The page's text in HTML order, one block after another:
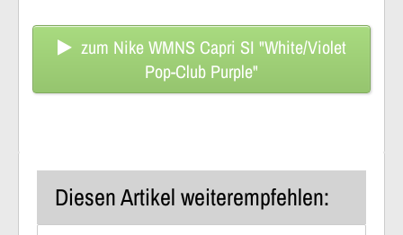
zum Nike WMNS Capri SI "White/Violet
Pop-Club Purple"
Diesen Artikel weiterempfehlen: